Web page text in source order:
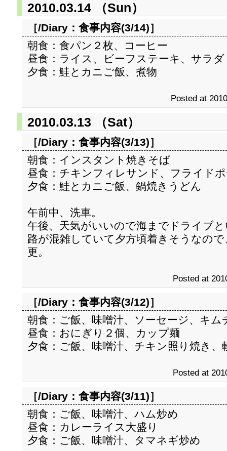
2010.03.14 （Sun）
［/Diary： 食事内容(3/14)］
朝食：食パン２枚、コーヒー
昼食：ライス、ビーフステーキ、サラダ
夕食：鮭とカニご飯、煮物
Posted at
2010.03.13 （Sat）
［/Diary： 食事内容(3/13)］
朝食：インスタント焼きそば
昼食：チキンフィレサンド、フライド
夕食：鮭とカニご飯、鍋焼きうどん
午前中、洗車。
午後、天気がいいので海までドライブ
路が混雑していて夕方頃着きそうなの
更。
Posted at
［/Diary： 食事内容(3/12)］
朝食：ご飯、味噌汁、ソーセージ、キム
昼食：おにぎり２個、カップ麺
夕食：ご飯、味噌汁、チキン照り焼き、
Posted at
［/Diary： 食事内容(3/11)］
朝食：ご飯、味噌汁、ハム炒め
昼食：カレーライス大盛り
夕食：ご飯、味噌汁、タマネギ炒め